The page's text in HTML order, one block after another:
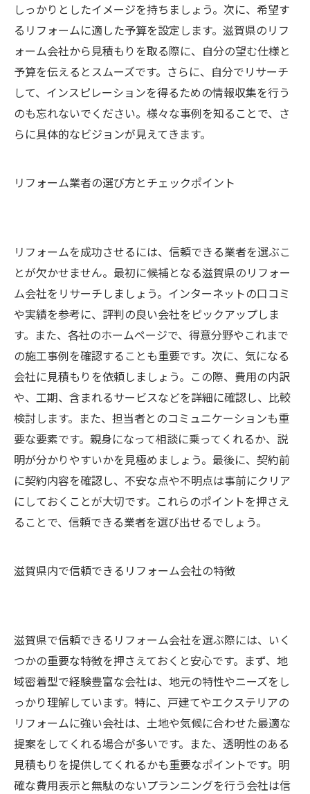
しっかりとしたイメージを持ちましょう。次に、希望す
るリフォームに適した予算を設定します。滋賀県のリフ
ォーム会社から見積もりを取る際に、自分の望む仕様と
予算を伝えるとスムーズです。さらに、自分でリサーチ
して、インスピレーションを得るための情報収集を行う
のも忘れないでください。様々な事例を知ることで、さ
らに具体的なビジョンが見えてきます。
リフォーム業者の選び方とチェックポイント
リフォームを成功させるには、信頼できる業者を選ぶこ
とが欠かせません。最初に候補となる滋賀県のリフォー
ム会社をリサーチしましょう。インターネットの口コミ
や実績を参考に、評判の良い会社をピックアップしま
す。また、各社のホームページで、得意分野やこれまで
の施工事例を確認することも重要です。次に、気になる
会社に見積もりを依頼しましょう。この際、費用の内訳
や、工期、含まれるサービスなどを詳細に確認し、比較
検討します。また、担当者とのコミュニケーションも重
要な要素です。親身になって相談に乗ってくれるか、説
明が分かりやすいかを見極めましょう。最後に、契約前
に契約内容を確認し、不安な点や不明点は事前にクリア
にしておくことが大切です。これらのポイントを押さえ
ることで、信頼できる業者を選び出せるでしょう。
滋賀県内で信頼できるリフォーム会社の特徴
滋賀県で信頼できるリフォーム会社を選ぶ際には、いく
つかの重要な特徴を押さえておくと安心です。まず、地
域密着型で経験豊富な会社は、地元の特性やニーズをし
っかり理解しています。特に、戸建てやエクステリアの
リフォームに強い会社は、土地や気候に合わせた最適な
提案をしてくれる場合が多いです。また、透明性のある
見積もりを提供してくれるかも重要なポイントです。明
確な費用表示と無駄のないプランニングを行う会社は信